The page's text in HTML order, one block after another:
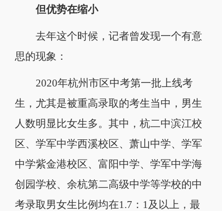
但优势在缩小
去年这个时候，记者曾发现一个有意
思的现象：
2020年杭州市区中考第一批上线考
生，尤其是被重高录取的考生当中，男生
人数明显比女生多。其中，杭二中滨江校
区、学军中学西溪校区、萧山中学、学军
中学紫金港校区、富阳中学、学军中学海
创园学校、余杭第二高级中学等学校的中
考录取男女生比例均在1.7：1及以上，最